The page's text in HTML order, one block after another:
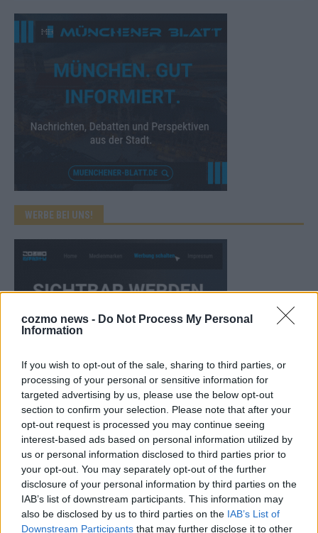
cozmo news - Do Not Process My Personal
Information
If you wish to opt-out of the sale, sharing to third parties, or
processing of your personal or sensitive information for
targeted advertising by us, please use the below opt-out
section to confirm your selection. Please note that after your
opt-out request is processed you may continue seeing
interest-based ads based on personal information utilized by
us or personal information disclosed to third parties prior to
your opt-out. You may separately opt-out of the further
disclosure of your personal information by third parties on the
IAB’s list of downstream participants. This information may
also be disclosed by us to third parties on the IAB’s List of
Downstream Participants that may further disclose it to other
WERBE BEI UNS!
CHECK UNS AUF FACEBOOK
AD